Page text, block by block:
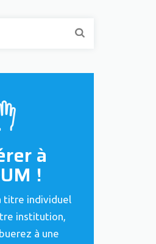
à
!
titre individuel
institution,
à une